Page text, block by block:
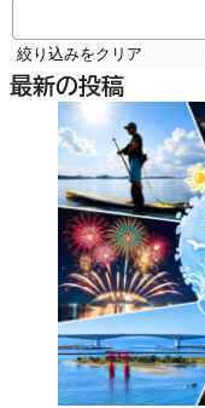
絞り込みをクリア
最新の投稿